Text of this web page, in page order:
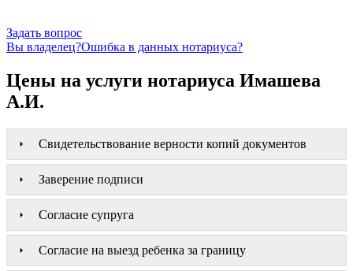
Задать вопрос
Вы владелец?Ошибка в данных нотариуса?
Цены на услуги нотариуса Имашева
А.И.
Свидетельствование верности копий документов
Заверение подписи
Согласие супруга
Согласие на выезд ребенка за границу